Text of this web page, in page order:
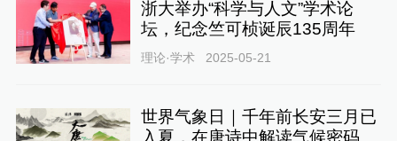
浙大举办“科学与人文”学术论
坛，纪念竺可桢诞辰135周年
理论·学术 2025-05-21
世界气象日｜千年前长安三月已